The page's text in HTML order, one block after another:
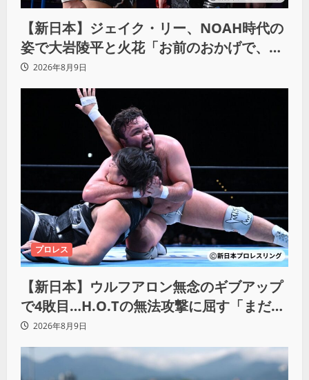
【新日本】ジェイク・リー、NOAH時代の
姿で大岩陵平と火花「お前のおかげで、忘
れてたもの思い出したわ」
2026年8月9日
プロレス
【新日本】ウルフアロン無念のギブアップ
で4敗目…H.O.Tの無法攻撃に屈す「まだま
だ俺自身の力はこんなもんだなって」
2026年8月9日